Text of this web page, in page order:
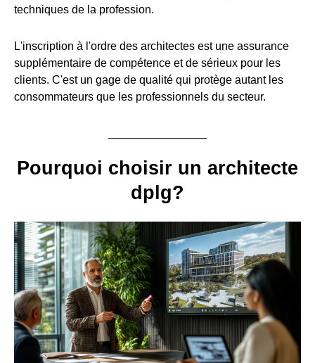
techniques de la profession.
L'inscription à l'ordre des architectes est une assurance
supplémentaire de compétence et de sérieux pour les
clients. C'est un gage de qualité qui protège autant les
consommateurs que les professionnels du secteur.
Pourquoi choisir un architecte
dplg?